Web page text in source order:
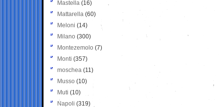
Mastella (16)
Mattarella (60)
Meloni (14)
Milano (300)
Montezemolo (7)
Monti (357)
moschea (11)
Musso (10)
Muti (10)
Napoli (319)